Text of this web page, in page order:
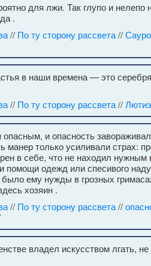
для лжи. Так глупо и нелепо
.
// По ту сторону рассвета//
в наши времена — это
// По ту сторону рассвета//
и опасность
манер только усиливали страх:
в себе, что не находил нужным
помощи одежд или спесивого
ему нужды в грозных
хозяин .
// По ту сторону рассвета//
владел искусством лгать, не